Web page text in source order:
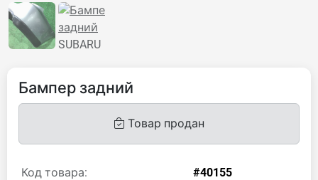
Бампер задний
Товар продан
Код товара:
#40155